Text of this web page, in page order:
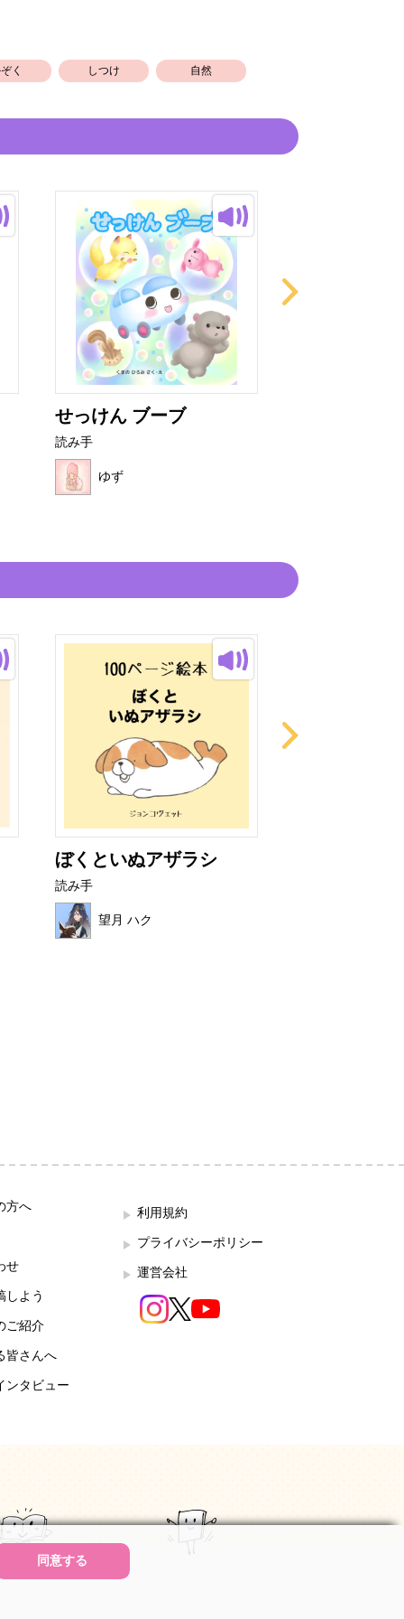
く しつけ 自然
せっけん ブーブ
読み手
ゆず
ぼくといぬアザラシ
読み手
望月 ハク
方へ
せ
しよう
ご紹介
皆さんへ
ンタビュー
利用規約
プライバシーポリシー
運営会社
同意する